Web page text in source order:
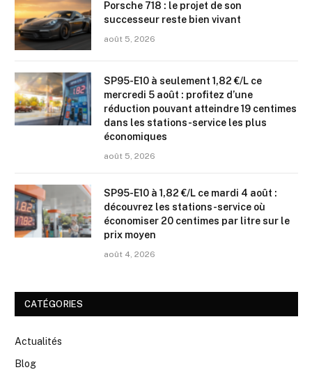
Porsche 718 : le projet de son
successeur reste bien vivant
août 5, 2026
SP95-E10 à seulement 1,82 €/L ce
mercredi 5 août : profitez d’une
réduction pouvant atteindre 19 centimes
dans les stations-service les plus
économiques
août 5, 2026
SP95-E10 à 1,82 €/L ce mardi 4 août :
découvrez les stations-service où
économiser 20 centimes par litre sur le
prix moyen
août 4, 2026
CATÉGORIES
Actualités
Blog